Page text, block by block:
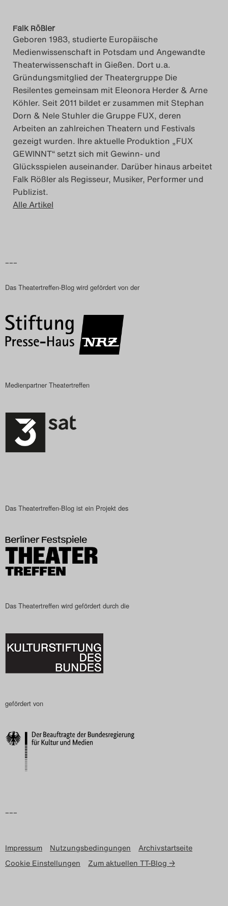
Falk Rößler
Geboren 1983, studierte Europäische
Medienwissenschaft in Potsdam und Angewandte
Theaterwissenschaft in Gießen. Dort u.a.
Gründungsmitglied der Theatergruppe Die
Resilentes gemeinsam mit Eleonora Herder & Arne
Köhler. Seit 2011 bildet er zusammen mit Stephan
Dorn & Nele Stuhler die Gruppe FUX, deren
Arbeiten an zahlreichen Theatern und Festivals
gezeigt wurden. Ihre aktuelle Produktion „FUX
GEWINNT“ setzt sich mit Gewinn- und
Glücksspielen auseinander. Darüber hinaus arbeitet
Falk Rößler als Regisseur, Musiker, Performer und
Publizist.
Alle Artikel
–––
Das Theatertreffen-Blog wird gefördert von der
Medienpartner Theatertreffen
Das Theatertreffen-Blog ist ein Projekt des
Das Theatertreffen wird gefördert durch die
gefördert von
–––
Impressum Nutzungsbedingungen
Archivstartseite
Cookie Einstellungen
Zum aktuellen TT-Blog →